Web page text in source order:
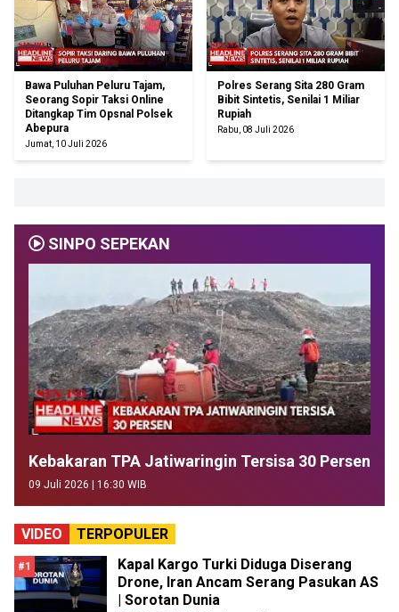
Bawa Puluhan Peluru Tajam,
Seorang Sopir Taksi Online
Ditangkap Tim Opsnal Polsek
Abepura
Jumat, 10 Juli 2026
Polres Serang Sita 280 Gram
Bibit Sintetis, Senilai 1 Miliar
Rupiah
Rabu, 08 Juli 2026
SINPO SEPEKAN
Kebakaran TPA Jatiwaringin Tersisa 30 Persen
09 Juli 2026 | 16:30 WIB
VIDEO TERPOPULER
#1
Kapal Kargo Turki Diduga Diserang
Drone, Iran Ancam Serang Pasukan AS
| Sorotan Dunia